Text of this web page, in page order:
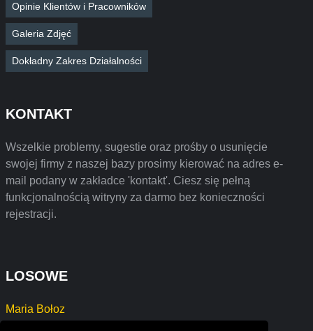
Opinie Klientów i Pracowników
Galeria Zdjęć
Dokładny Zakres Działalności
KONTAKT
Wszelkie problemy, sugestie oraz prośby o usunięcie
swojej firmy z naszej bazy prosimy kierować na adres e-
mail podany w zakładce 'kontakt'. Ciesz się pełną
funkcjonalnością witryny za darmo bez konieczności
rejestracji.
LOSOWE
Maria Bołoz